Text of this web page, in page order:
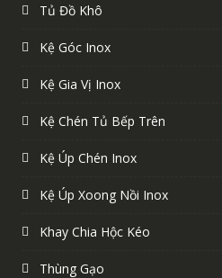
Tủ Đồ Khô
Kệ Góc Inox
Kệ Gia Vị Inox
Kệ Chén Tủ Bếp Trên
Kệ Úp Chén Inox
Kệ Úp Xoong Nồi Inox
Khay Chia Hộc Kéo
Thùng Gạo